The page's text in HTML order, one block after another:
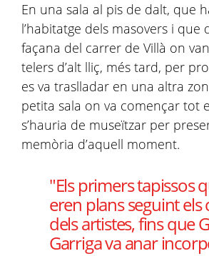
En una sala al pis de dalt, que
l’habitatge dels masovers i que
façana del carrer de Villà on
telers d’alt lliç, més tard, per
es va traslladar en una altra
petita sala on va començar tot
s’hauria de museïtzar per
memòria d’aquell moment.
"Els primers tapissos
eren plans seguint els
dels artistes, fins que
Garriga va anar